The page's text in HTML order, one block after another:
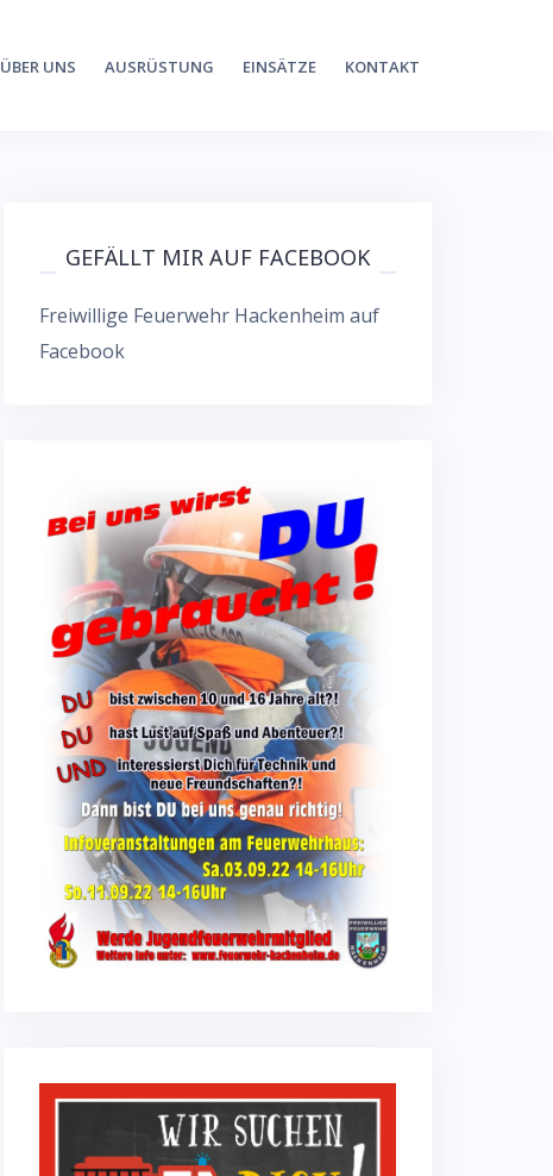
ÜBER UNS AUSRÜSTUNG EINSÄTZE KONTAKT
GEFÄLLT MIR AUF FACEBOOK
Freiwillige Feuerwehr Hackenheim auf
Facebook